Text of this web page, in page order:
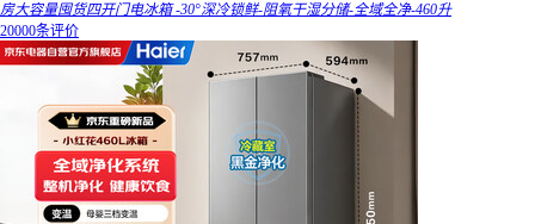
房大容量囤货四开门电冰箱 -30°深冷锁鲜-阻氧干湿分储-全域全净-460升
20000条评价